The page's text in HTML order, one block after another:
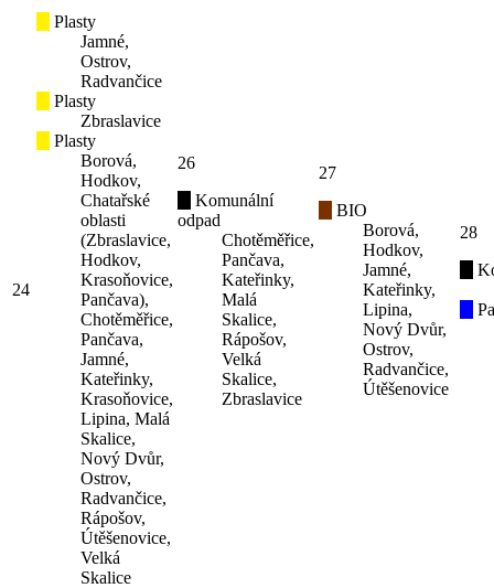
24
Plasty
Jamné,
Ostrov,
Radvančice
Plasty
Zbraslavice
Plasty
Borová,
Hodkov,
Chatařské
oblasti
(Zbraslavice,
Hodkov,
Krasoňovice,
Pančava),
Chotěměřice,
Pančava,
Jamné,
Kateřinky,
Krasoňovice,
Lipina, Malá
Skalice,
Nový Dvůr,
Ostrov,
Radvančice,
Rápošov,
Útěšenovice,
Velká
Skalice
26
Komunální
odpad
Chotěměřice,
Pančava,
Kateřinky,
Malá
Skalice,
Rápošov,
Velká
Skalice,
Zbraslavice
27
BIO
Borová,
Hodkov,
Jamné,
Kateřinky,
Lipina,
Nový Dvůr,
Ostrov,
Radvančice,
Útěšenovice
28